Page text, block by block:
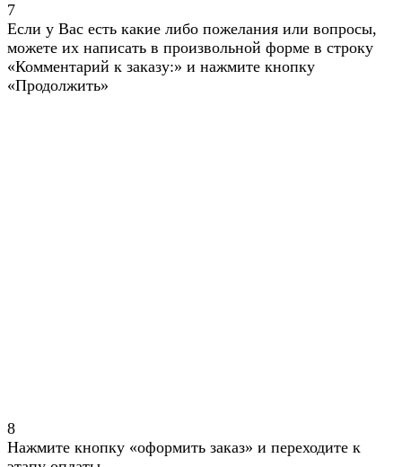
7
Если у Вас есть какие либо пожелания или вопросы,
можете их написать в произвольной форме в строку
«Комментарий к заказу:» и нажмите кнопку
«Продолжить»
8
Нажмите кнопку «оформить заказ» и переходите к